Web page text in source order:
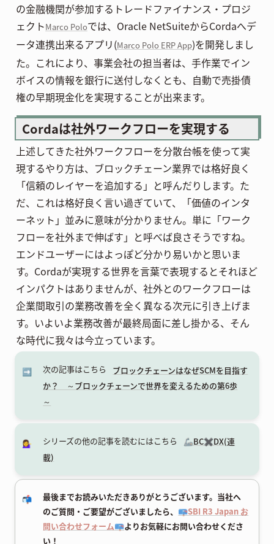
の金融機関が参加するトレードファイナンス・プロジ
ェクトMarco Poloでは、Oracle NetSuiteからCordaへデ
ータ連携出来るアプリ(Marco Polo ERP App)を開発しまし
た。これにより、事業会社の担当者は、手作業でイン
ボイスの情報を銀行に送付しなくとも、自動で売掛債
権の早期現金化を実現することが出来ます。
Cordaは社外ワークフローを実現する
上述してきた社外ワークフローを分散台帳を使って実
現するやり方は、ブロックチェーン業界では格好良く
「信頼のレイヤーを追加する」と呼んだりします。た
だ、これは格好良く言い過ぎていて、「価値のインタ
ーネット」並みに意味が分かりません。単に「ワーク
フローを社外まで伸ばす」と呼べば良さそうですね。
エンドユーザーにはよっぽど分かり易いかと思いま
す。Cordaが実現する世界を言葉で表現するとそれほど
インパクトはありませんが、社外とのワークフローは
企業間取引の業務改善を全く異なる次元に引き上げま
す。いよいよ業務改善が最終局面に差し掛かる、そん
な時代に我々は今立っています。
➡️ 次の記事はこちら
ブロックチェーンはなぜSCMを目指す
か？ ～ブロックチェーンで世界を変えるための第6歩
～
💁‍♀️ シリーズの他の記事を読むにはこちら
🦾BC✖️DX(連
載)
📬
最後までお読みいただきありがとうございます。当社へ
のご質問・ご要望がございましたら、 📪SBI R3 Japan お
問い合わせフォーム📪よりお気軽にお問い合わせくださ
い！